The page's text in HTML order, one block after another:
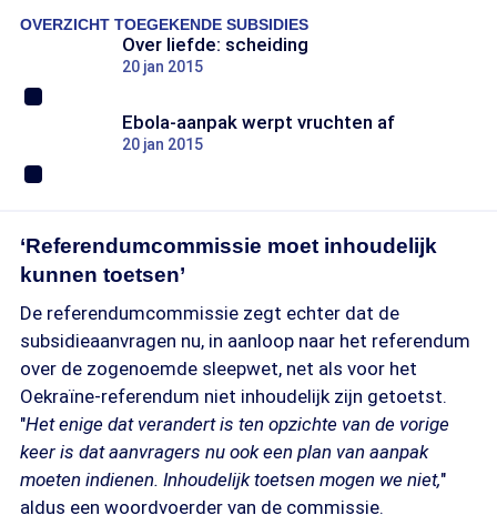
OVERZICHT TOEGEKENDE SUBSIDIES​​​​​​
Over liefde: scheiding
20 jan 2015
Ebola-aanpak werpt vruchten af
20 jan 2015
‘Referendumcommissie moet inhoudelijk
kunnen toetsen’
De referendumcommissie zegt echter dat de
subsidieaanvragen nu, in aanloop naar het referendum
over de zogenoemde sleepwet, net als voor het
Oekraïne-referendum niet inhoudelijk zijn getoetst.
"Het enige dat verandert is ten opzichte van de vorige
keer is dat aanvragers nu ook een plan van aanpak
moeten indienen. Inhoudelijk toetsen mogen we niet,"
aldus een woordvoerder van de commissie.